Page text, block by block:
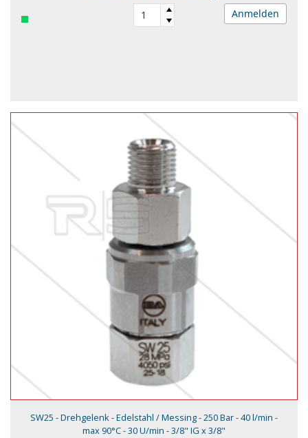
Anmelden
SW25 - Drehgelenk - Edelstahl / Messing - 250 Bar - 40 l/min -
max 90°C - 30 U/min - 3/8" IG x 3/8"